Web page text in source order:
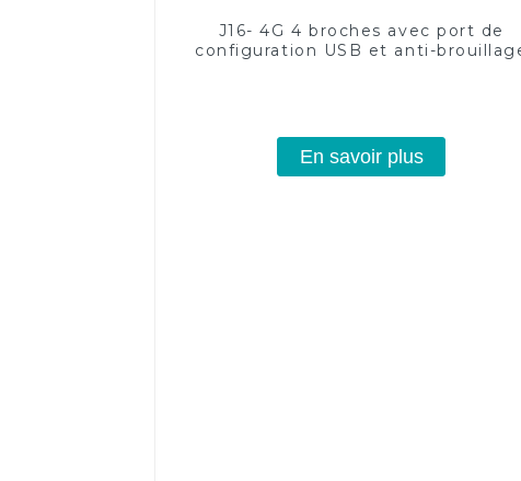
J16- 4G 4 broches avec port de
configuration USB et anti-
En savoir plus